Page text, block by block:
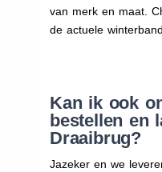
van merk en maat.
de actuele
Kan ik ook
bestellen en
Draaibrug?
Jazeker en we